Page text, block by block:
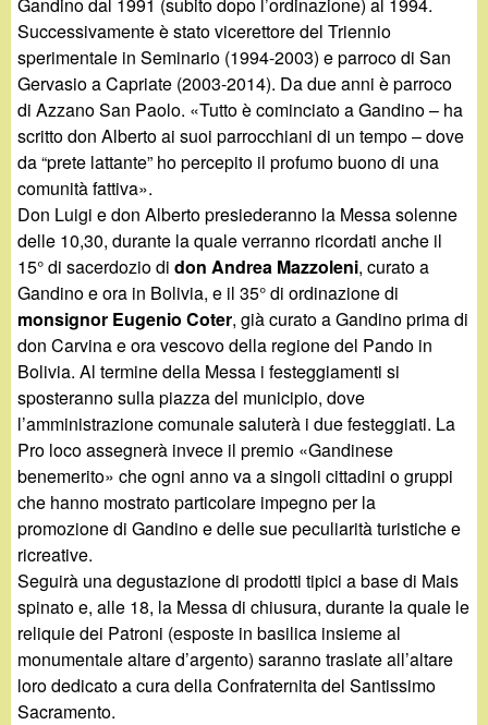
Successivamente è stato vicerettore del Triennio
sperimentale in Seminario (1994-2003) e parroco di San
Gervasio a Capriate (2003-2014). Da due anni è parroco
di Azzano San Paolo. «Tutto è cominciato a Gandino – ha
scritto don Alberto ai suoi parrocchiani di un tempo – dove
da “prete lattante” ho percepito il profumo buono di una
comunità fattiva».
Don Luigi e don Alberto presiederanno la Messa solenne
delle 10,30, durante la quale verranno ricordati anche il
15° di sacerdozio didon Andrea Mazzoleni, curato a
Gandino e ora in Bolivia, e il 35° di ordinazione di
monsignor Eugenio Coter, già curato a Gandino prima di
don Carvina e ora vescovo della regione del Pando in
Bolivia. Al termine della Messa i festeggiamenti si
sposteranno sulla piazza del municipio, dove
l’amministrazione comunale saluterà i due festeggiati. La
Pro loco assegnerà invece il premio «Gandinese
benemerito» che ogni anno va a singoli cittadini o gruppi
che hanno mostrato particolare impegno per la
promozione di Gandino e delle sue peculiarità turistiche e
ricreative.
Seguirà una degustazione di prodotti tipici a base di Mais
spinato e, alle 18, la Messa di chiusura, durante la quale le
reliquie dei Patroni (esposte in basilica insieme al
monumentale altare d’argento) saranno traslate all’altare
loro dedicato a cura della Confraternita del Santissimo
Sacramento.